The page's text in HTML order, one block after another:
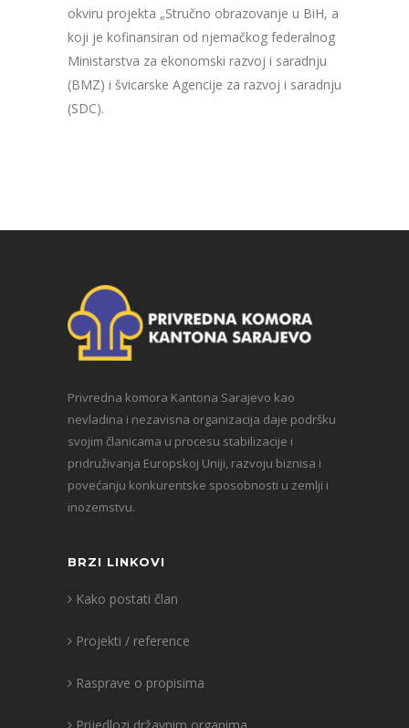
okviru projekta „Stručno obrazovanje u BiH, a
koji je kofinansiran od njemačkog federalnog
Ministarstva za ekonomski razvoj i saradnju
(BMZ) i švicarske Agencije za razvoj i saradnju
(SDC).
Privredna komora Kantona Sarajevo kao
nevladina i nezavisna organizacija daje podršku
svojim članicama u procesu stabilizacije i
pridruživanja Europskoj Uniji, razvoju biznisa i
povećanju konkurentske sposobnosti u zemlji i
inozemstvu.
BRZI LINKOVI
Kako postati član
Projekti / reference
Rasprave o propisima